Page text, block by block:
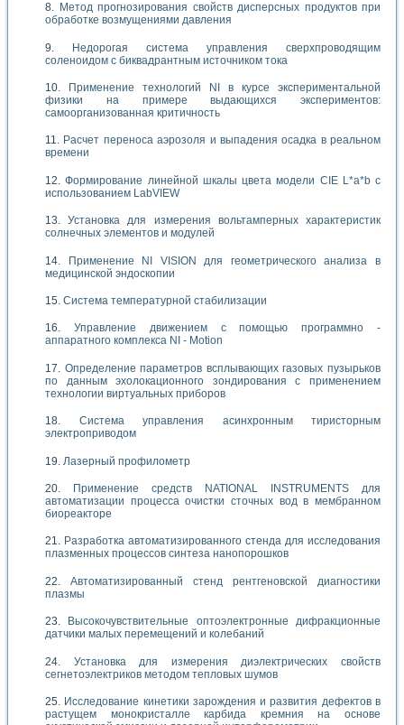
Метод прогнозирования свойств дисперсных продуктов при
обработке возмущениями давления
Недорогая система управления сверхпроводящим
соленоидом с биквадрантным источником тока
Применение технологий NI в курсе экспериментальной
физики на примере выдающихся экспериментов:
самоорганизованная критичность
Расчет переноса аэрозоля и выпадения осадка в реальном
времени
Формирование линейной шкалы цвета модели CIE L*a*b с
использованием LabVIEW
Установка для измерения вольтамперных характеристик
солнечных элементов и модулей
Применение NI VISION для геометрического анализа в
медицинской эндоскопии
Система температурной стабилизации
Управление движением с помощью программно -
аппаратного комплекса NI - Motion
Определение параметров всплывающих газовых пузырьков
по данным эхолокационного зондирования с применением
технологии виртуальных приборов
Система управления асинхронным тиристорным
электроприводом
Лазерный профилометр
Применение средств NATIONAL INSTRUMENTS для
автоматизации процесса очистки сточных вод в мембранном
биореакторе
Разработка автоматизированного стенда для исследования
плазменных процессов синтеза нанопорошков
Автоматизированный стенд рентгеновской диагностики
плазмы
Высокочувствительные оптоэлектронные дифракционные
датчики малых перемещений и колебаний
Установка для измерения диэлектрических свойств
сегнетоэлектриков методом тепловых шумов
Исследование кинетики зарождения и развития дефектов в
растущем монокристалле карбида кремния на основе